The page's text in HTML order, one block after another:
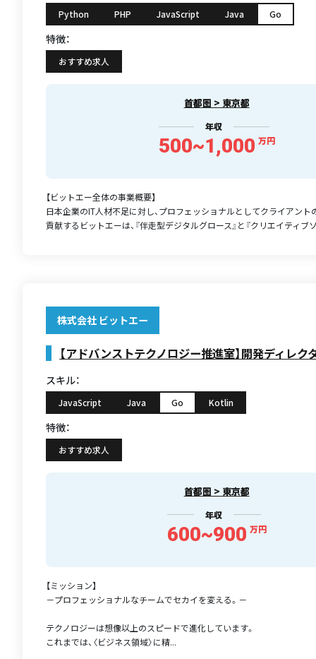
Python PHP JavaScript Java Go
特徴：
おすすめ求人
首都圏 > 東京都
年収
500~1,000 万円
【ビットエー全体の事業概要】
日本企業のIT人材不足に対し、プロフェッショナルとしてクライアント
貢献するビットエーは、『伴走型デジタルグロース』と『クリエイティブ
株式会社 ビットエー
【アドバンストテクノロジー推進室】開発ディレク
スキル：
JavaScript Java Go Kotlin
特徴：
おすすめ求人
首都圏 > 東京都
年収
600~900 万円
【ミッション】
－プロフェッショナルなチームでセカイを変える。－
テクノロジーは想像以上のスピードで進化しています。
これまでは、〈ビジネス領域〉に精...